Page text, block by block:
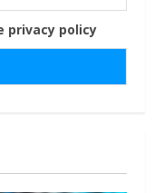
privacy policy